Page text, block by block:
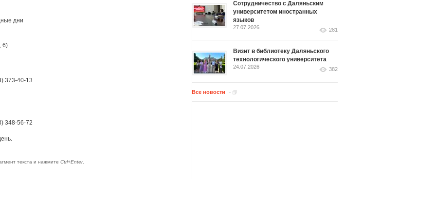
дни
6)
373-40-13
348-56-72
текста и нажмите Ctrl+Enter.
Сотрудничество с Даляньским
университетом иностранных
языков
27.07.2026 281
Визит в библиотеку Даляньского
технологического университета
24.07.2026 382
Все новости